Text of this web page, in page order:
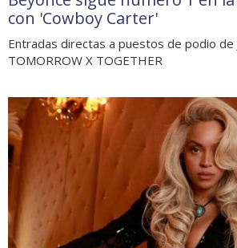
con 'Cowboy Carter'
Entradas directas a puestos de podio de
TOMORROW X TOGETHER